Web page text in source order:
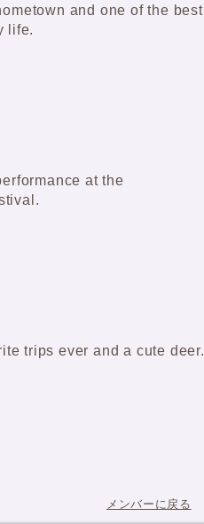
and one of the best
life.
at the
trips ever and a cute deer.
​メンバーに戻る​